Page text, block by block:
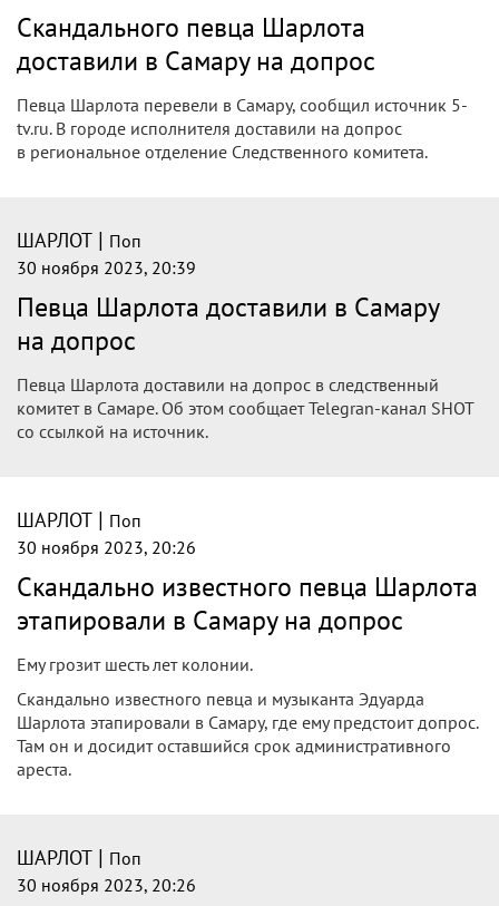
Скандального певца Шарлота
доставили в Самару на допрос
Певца Шарлота перевели в Самару, сообщил источник 5-
tv.ru. В городе исполнителя доставили на допрос
в региональное отделение Следственного комитета.
ШАРЛОТ | Поп
30 ноября 2023, 20:39
Певца Шарлота доставили в Самару
на допрос
Певца Шарлота доставили на допрос в следственный
комитет в Самаре. Об этом сообщает Telegran-канал SHOT
со ссылкой на источник.
ШАРЛОТ | Поп
30 ноября 2023, 20:26
Скандально известного певца Шарлота
этапировали в Самару на допрос
Ему грозит шесть лет колонии.
Скандально известного певца и музыканта Эдуарда
Шарлота этапировали в Самару, где ему предстоит допрос.
Там он и досидит оставшийся срок административного
ареста.
ШАРЛОТ | Поп
30 ноября 2023, 20:26